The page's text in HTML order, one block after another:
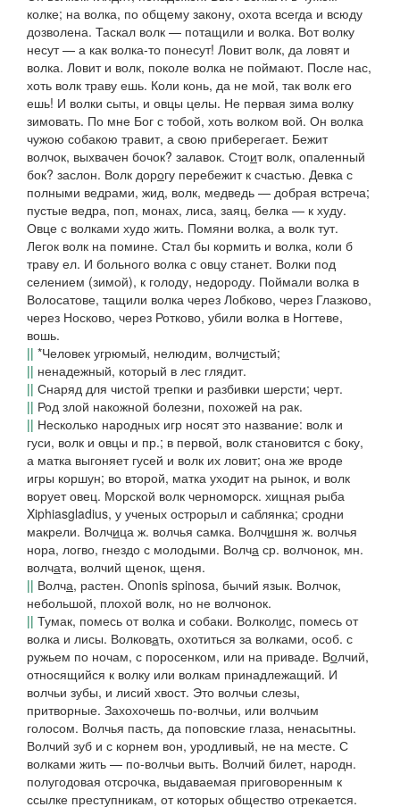
колке; на волка, по общему закону, охота всегда и всюду
дозволена. Таскал волк — потащили и волка. Вот волку
несут — а как волка-то понесут! Ловит волк, да ловят и
волка. Ловит и волк, поколе волка не поймают. После нас,
хоть волк траву ешь. Коли конь, да не мой, так волк его
ешь! И волки сыты, и овцы целы. Не первая зима волку
зимовать. По мне Бог с тобой, хоть волком вой. Он волка
чужою собакою травит, а свою приберегает. Бежит
волчок, выхвачен бочок? залавок. Стоит волк, опаленный
бок? заслон. Волк дорогу перебежит к счастью. Девка с
полными ведрами, жид, волк, медведь — добрая встреча;
пустые ведра, поп, монах, лиса, заяц, белка — к худу.
Овце с волками худо жить. Помяни волка, а волк тут.
Легок волк на помине. Стал бы кормить и волка, коли б
траву ел. И больного волка с овцу станет. Волки под
селением (зимой), к голоду, недороду. Поймали волка в
Волосатове, тащили волка через Лобково, через Глазково,
через Носково, через Ротково, убили волка в Ногтеве,
вошь.
|| *Человек угрюмый, нелюдим, волчистый;
|| ненадежный, который в лес глядит.
|| Снаряд для чистой трепки и разбивки шерсти; черт.
|| Род злой накожной болезни, похожей на рак.
|| Несколько народных игр носят это название: волк и
гуси, волк и овцы и пр.; в первой, волк становится с боку,
а матка выгоняет гусей и волк их ловит; она же вроде
игры коршун; во второй, матка уходит на рынок, и волк
ворует овец. Морской волк черноморск. хищная рыба
Xiphiasgladius, у ученых острорыл и саблянка; сродни
макрели. Волчица ж. волчья самка. Волчишня ж. волчья
нора, логво, гнездо с молодыми. Волча ср. волчонок, мн.
волчата, волчий щенок, щеня.
|| Волча, растен. Ononis spinosa, бычий язык. Волчок,
небольшой, плохой волк, но не волчонок.
|| Тумак, помесь от волка и собаки. Волколис, помесь от
волка и лисы. Волковать, охотиться за волками, особ. с
ружьем по ночам, с поросенком, или на приваде. Волчий,
относящийся к волку или волкам принадлежащий. И
волчьи зубы, и лисий хвост. Это волчьи слезы,
притворные. Захохочешь по-волчьи, или волчьим
голосом. Волчья пасть, да поповские глаза, ненасытны.
Волчий зуб и с корнем вон, уродливый, не на месте. С
волками жить — по-волчьи выть. Волчий билет, народн.
полугодовая отсрочка, выдаваемая приговоренным к
ссылке преступникам, от которых общество отрекается.